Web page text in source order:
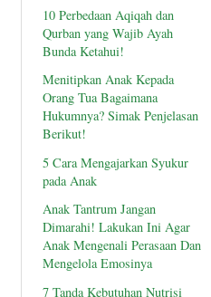
10 Perbedaan Aqiqah dan
Qurban yang Wajib Ayah
Bunda Ketahui!
Menitipkan Anak Kepada
Orang Tua Bagaimana
Hukumnya? Simak Penjelasan
Berikut!
5 Cara Mengajarkan Syukur
pada Anak
Anak Tantrum Jangan
Dimarahi! Lakukan Ini Agar
Anak Mengenali Perasaan Dan
Mengelola Emosinya
7 Tanda Kebutuhan Nutrisi